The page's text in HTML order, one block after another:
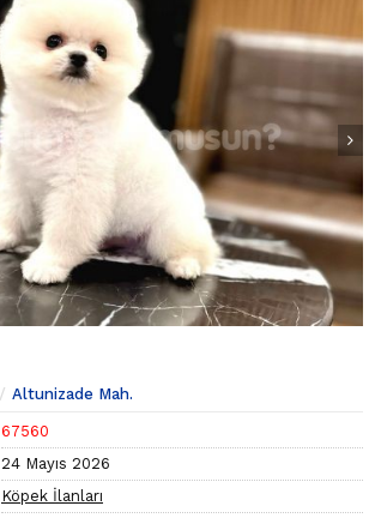
Altunizade Mah.
67560
24 Mayıs 2026
Köpek İlanları